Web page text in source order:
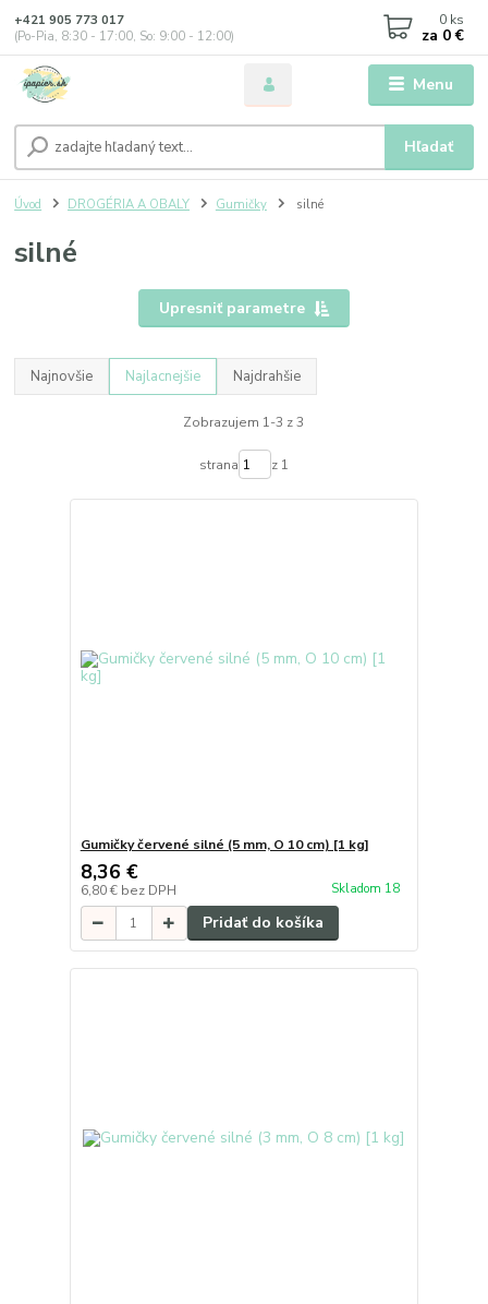
Menu
Hľadať
+421 905 773 017
(Po-Pia, 8:30 - 17:00, So: 9:00 - 12:00)
0 ks
za 0 €
Úvod DROGÉRIA A OBALY Gumičky silné
silné
Upresniť parametre
Najnovšie Najlacnejšie Najdrahšie
Zobrazujem 1-3 z 3
strana z 1
Gumičky červené silné (5 mm, O 10 cm) [1 kg]
8,36 €
6,80 € bez DPH Skladom 18
Pridať do košíka